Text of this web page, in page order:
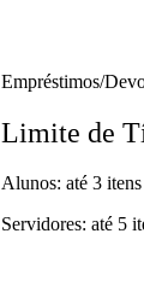
Empréstimos/
Limite de
Alunos: até 3
Servidores: até 5